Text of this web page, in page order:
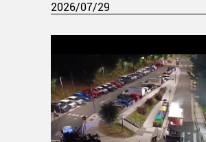
2026/07/29